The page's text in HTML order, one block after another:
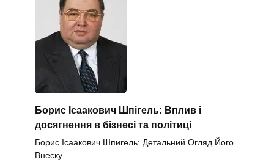
Борис Ісаакович Шпігель: Вплив і
досягнення в бізнесі та політиці
Борис Ісаакович Шпигель: Детальний Огляд Його
Внеску